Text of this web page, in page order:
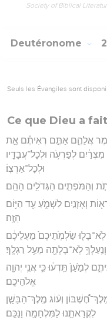
Society of Biblical
Deutéronome
Seuls les Évangiles sont
Ce que Dieu a
אֲלֵהֶ֑ם אַתֶּ֣ם רְאִיתֶ֗ם אֵ֣ת
לְפַרְעֹ֥ה וּלְכָל־עֲבָדָ֖יו
וּלְכָל־אַרְצֽוֹ׃
וְהַמֹּפְתִ֛ים הַגְּדֹלִ֖ים הָהֵֽם׃
וְאָזְנַ֣יִם לִשְׁמֹ֑עַ עַ֖ד הַיּ֥וֹם
הַזֶּֽה׃
שַׂלְמֹֽתֵיכֶם֙ מֵעֲלֵיכֶ֔ם
וְנַֽעַלְךָ֥ לֹֽא־בָלְתָ֖ה מֵעַ֥ל רַגְלֶֽךָ׃
לְמַ֙עַן֙ תֵּֽדְע֔וּ כִּ֛י אֲנִ֥י יְהוָ֖ה
אֱלֹהֵיכֶֽם׃
וְע֨וֹג מֶֽלֶךְ־הַבָּשָׁ֧ן
לִקְרָאתֵ֛נוּ לַמִּלְחָמָ֖ה וַנַּכֵּֽם׃